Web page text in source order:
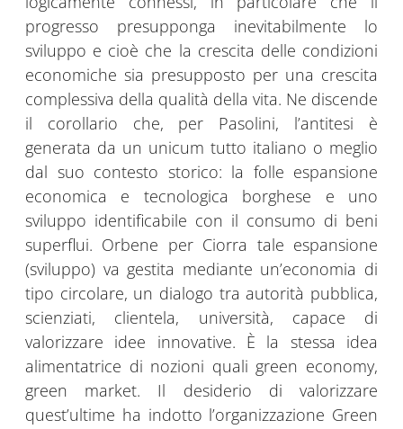
progresso presupponga inevitabilmente lo
sviluppo e cioè che la crescita delle condizioni
economiche sia presupposto per una crescita
complessiva della qualità della vita. Ne discende
il corollario che, per Pasolini, l’antitesi è
generata da un unicum tutto italiano o meglio
dal suo contesto storico: la folle espansione
economica e tecnologica borghese e uno
sviluppo identificabile con il consumo di beni
superflui. Orbene per Ciorra tale espansione
(sviluppo) va gestita mediante un’economia di
tipo circolare, un dialogo tra autorità pubblica,
scienziati, clientela, università, capace di
valorizzare idee innovative. È la stessa idea
alimentatrice di nozioni quali green economy,
green market. Il desiderio di valorizzare
quest’ultime ha indotto l’organizzazione Green